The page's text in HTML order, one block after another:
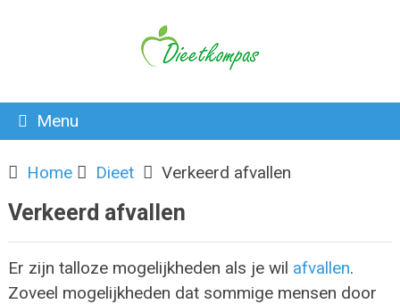
Menu
Home Dieet Verkeerd afvallen
Verkeerd afvallen
Er zijn talloze mogelijkheden als je wil afvallen.
Zoveel mogelijkheden dat sommige mensen door